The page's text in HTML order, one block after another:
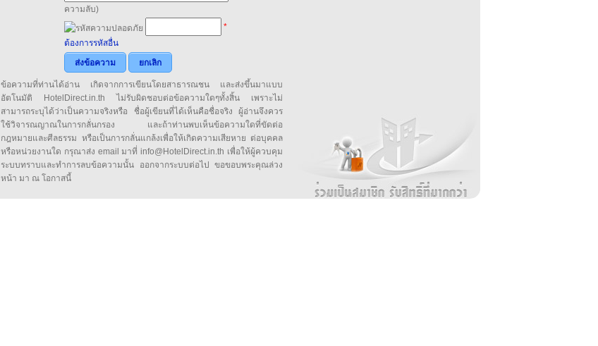
ความลับ)
*
ต้องการรหัสอื่น
ส่งข้อความ
ยกเลิก
ข้อความที่ท่านได้อ่าน เกิดจากการเขียนโดยสาธารณชน และส่งขึ้นมาแบบ
อัตโนมัติ HotelDirect.in.th ไม่รับผิดชอบต่อข้อความใดๆทั้งสิ้น เพราะไม่
สามารถระบุได้ว่าเป็นความจริงหรือ ชื่อผู้เขียนที่ได้เห็นคือชื่อจริง ผู้อ่านจึงควร
ใช้วิจารณญาณในการกลั่นกรอง และถ้าท่านพบเห็นข้อความใดที่ขัดต่อ
กฎหมายและศีลธรรม หรือเป็นการกลั่นแกล้งเพื่อให้เกิดความเสียหาย ต่อบุคคล
หรือหน่วยงานใด กรุณาส่ง email มาที่ info@HotelDirect.in.th เพื่อให้ผู้ควบคุม
ระบบทราบและทำการลบข้อความนั้น ออกจากระบบต่อไป ขอขอบพระคุณล่วง
หน้า มา ณ โอกาสนี้